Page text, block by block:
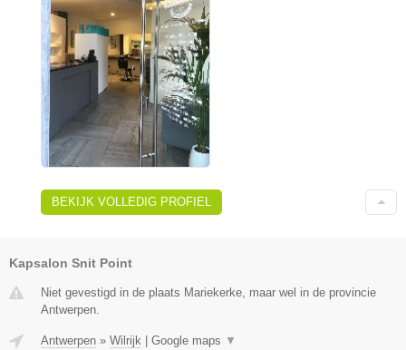
BEKIJK VOLLEDIG PROFIEL
Kapsalon Snit Point
Niet gevestigd in de plaats Mariekerke, maar wel in de provincie
Antwerpen.
Antwerpen » Wilrijk Google maps ▼